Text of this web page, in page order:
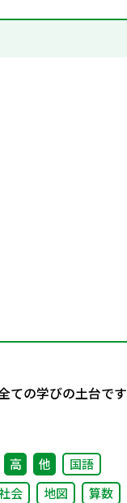
ての学びの土台です
高 他
国語
会 地図
算数